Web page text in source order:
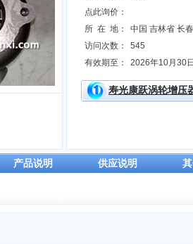
点此询价：
所 在 地：
中国 吉林省 长
访问次数：
545
有效期至：
2026年10月30
寿光康跃涡轮增压
产品说明 供应说明